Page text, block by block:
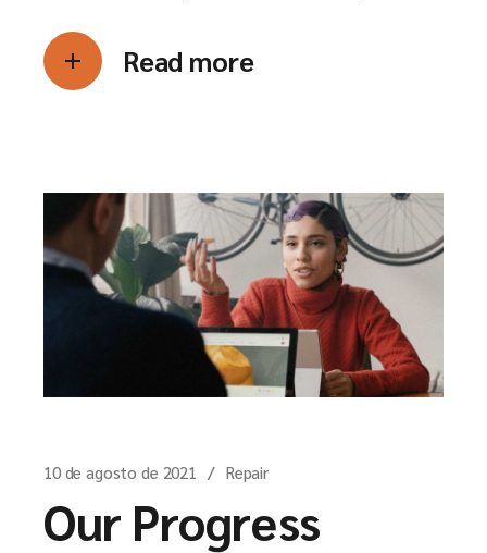
Read more
10 de agosto de 2021 Repair
Our Progress